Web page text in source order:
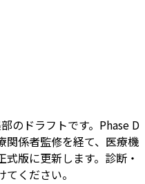
のドラフトです。Phase D
関係者監修を経て、医療機
版に更新します。診断・
ください。